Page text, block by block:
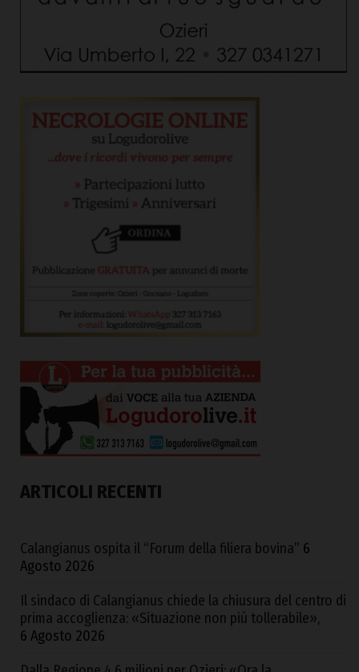
ARTICOLI RECENTI
Calangianus ospita il “Forum della filiera bovina” 6
Agosto 2026
Il sindaco di Calangianus chiede la chiusura del centro di
prima accoglienza: «Situazione non più tollerabile»,
6 Agosto 2026